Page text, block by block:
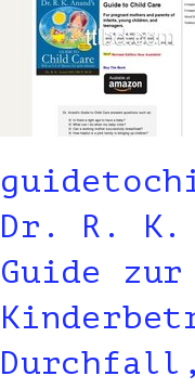
Dr. R. K.
Guide zur